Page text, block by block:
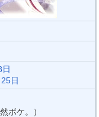
日
ボケ。）